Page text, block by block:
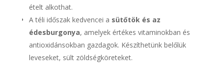
ételt alkothat.
A téli időszak kedvencei a sütőtök és az
édesburgonya, amelyek értékes vitaminokban és
antioxidánsokban gazdagok. Készíthetünk belőlük
leveseket, sült zöldségköreteket.